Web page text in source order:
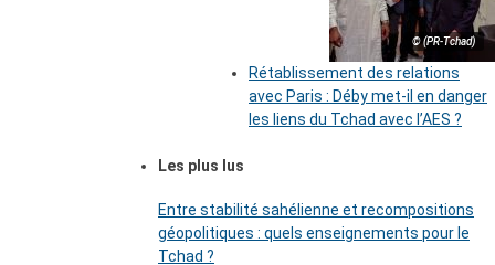
© (PR-Tchad)
Rétablissement des relations
avec Paris : Déby met-il en danger
les liens du Tchad avec l’AES ?
Les plus lus
Entre stabilité sahélienne et recompositions
géopolitiques : quels enseignements pour le
Tchad ?